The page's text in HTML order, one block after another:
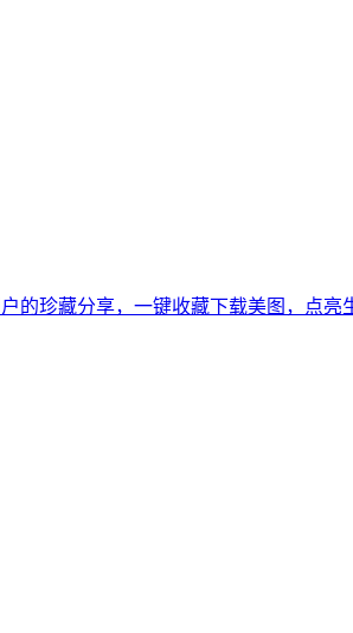
的珍藏分享，一键收藏下载美图，点